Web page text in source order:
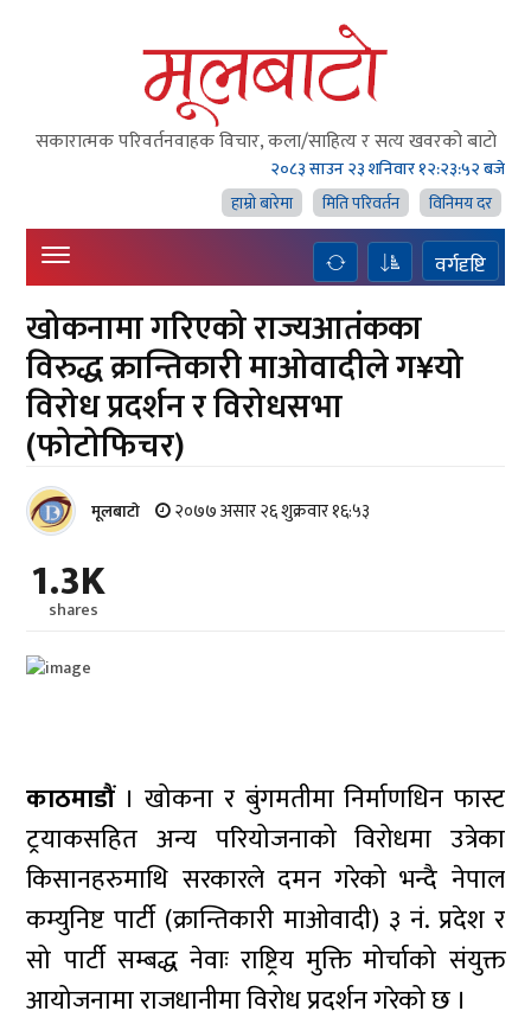
सकारात्मक परिवर्तनवाहक विचार, कला/साहित्य र सत्य खवरको बाटाे
२०८३ साउन २३ शनिवार१२:२३:५३ बजे
हाम्राे बारेमा
मिति परिवर्तन विनिमय दर
वर्गदृष्टि
खोकनामा गरिएको राज्यआतंकका
विरुद्ध क्रान्तिकारी माओवादीले ग¥यो
विरोध प्रदर्शन र विरोधसभा
(फोटोफिचर)
मूलबाटाे २०७७ असार २६ शुक्रवार १६:५३
1.3K
shares
काठमाडौं। खोकना र बुंगमतीमा निर्माणधिन फास्ट
ट्रयाकसहित अन्य परियोजनाको विरोधमा उत्रेका
किसानहरुमाथि सरकारले दमन गरेको भन्दै नेपाल
कम्युनिष्ट पार्टी (क्रान्तिकारी माओवादी) ३ नं. प्रदेश र
सो पार्टी सम्बद्ध नेवाः राष्ट्रिय मुक्ति मोर्चाको संयुक्त
आयोजनामा राजधानीमा विरोध प्रदर्शन गरेको छ ।